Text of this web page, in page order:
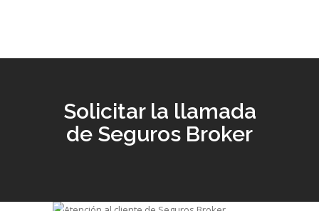
Solicitar la llamada
de Seguros Broker